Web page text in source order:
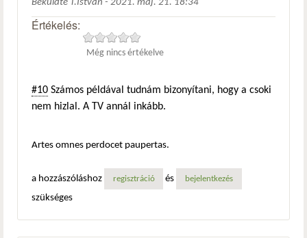
Beküldte T.István - 2021. máj. 21. 18:34
Értékelés:
Még nincs értékelve
#10 Számos példával tudnám bizonyítani, hogy a csoki
nem hizlal. A TV annál inkább.
Artes omnes perdocet paupertas.
a hozzászóláshoz regisztráció és bejelentkezés
szükséges